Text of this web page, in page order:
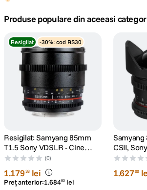
4. peak design
5. canon sx740 hs
. lavaliera
7 . card memorie
ulanzi
9 . insta 360
10 . godox
Produse populare din aceeasi
Resigilat -30%: cod RS30
Resigilat: Samyang 85mm
T1.5 Sony VDSLR - Cine
Lens - RS125005932-1
(0)
1.17938 lei
Preț anterior:1.68483 lei
Samyang
CSII,
1.62700